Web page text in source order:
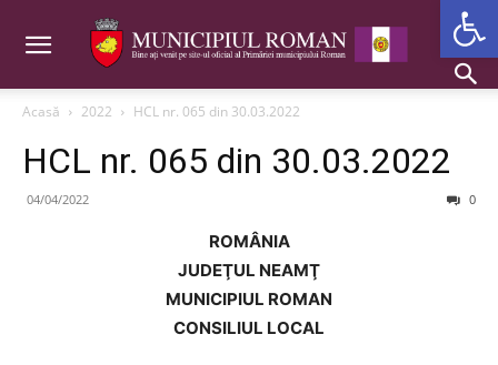
Acasă 2022 HCL nr. 065 din 30.03.2022
HCL nr. 065 din 30.03.2022
04/04/2022 0
ROMÂNIA
JUDEŢUL NEAMŢ
MUNICIPIUL ROMAN
CONSILIUL LOCAL